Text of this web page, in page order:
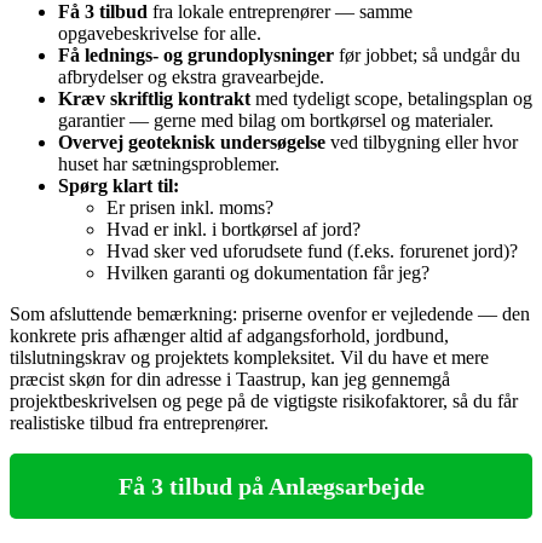
Få 3 tilbud fra lokale entreprenører — samme
opgavebeskrivelse for alle.
Få lednings- og grundoplysninger før jobbet; så undgår du
afbrydelser og ekstra gravearbejde.
Kræv skriftlig kontrakt med tydeligt scope, betalingsplan og
garantier — gerne med bilag om bortkørsel og materialer.
Overvej geoteknisk undersøgelse ved tilbygning eller hvor
huset har sætningsproblemer.
Spørg klart til:
Er prisen inkl. moms?
Hvad er inkl. i bortkørsel af jord?
Hvad sker ved uforudsete fund (f.eks. forurenet jord)?
Hvilken garanti og dokumentation får jeg?
Som afsluttende bemærkning: priserne ovenfor er vejledende — den
konkrete pris afhænger altid af adgangsforhold, jordbund,
tilslutningskrav og projektets kompleksitet. Vil du have et mere
præcist skøn for din adresse i Taastrup, kan jeg gennemgå
projektbeskrivelsen og pege på de vigtigste risikofaktorer, så du får
realistiske tilbud fra entreprenører.
Få 3 tilbud på Anlægsarbejde